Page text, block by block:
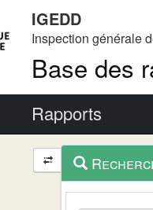
IGEDD
Inspection générale
Base des
Rapports
Navigation
et
outils
contextuel